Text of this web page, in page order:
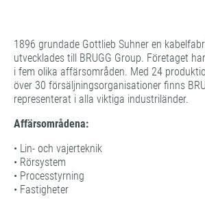
1896 grundade Gottlieb Suhner en
utvecklades till BRUGG Group. Företaget
i fem olika affärsområden. Med 24
över 30 försäljningsorganisationer finns
representerat i alla viktiga industriländer.
Affärsområdena:
• Lin- och vajerteknik
• Rörsystem
• Processtyrning
• Fastigheter